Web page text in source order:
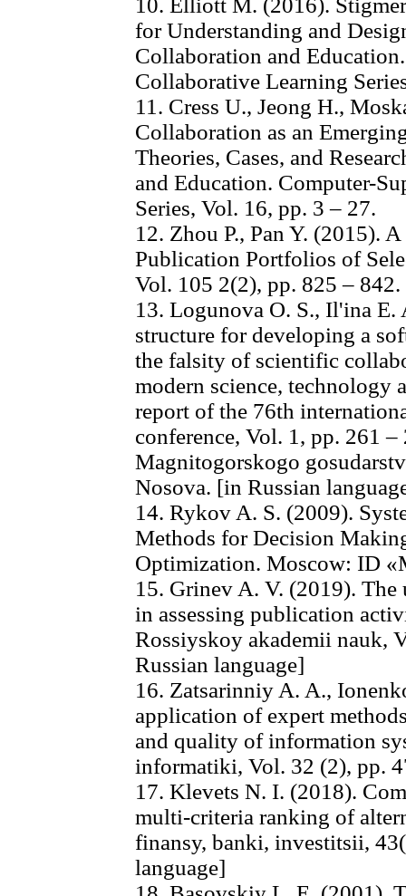
10. Elliott M. (2016).
for Understanding and
Collaboration and
Collaborative Learning
11. Cress U., Jeong H.,
Collaboration as an
Theories, Cases, and
and Education. Computer-
Series, Vol. 16, pp. 3 – 27.
12. Zhou P., Pan Y. (2015).
Publication Portfolios of
Vol. 105 2(2), pp. 825 – 842.
13. Logunova O. S., Il'ina
structure for developing a
the falsity of scientific
modern science, technology
report of the 76th
conference, Vol. 1, pp. 261
Magnitogorskogo
Nosova. [in Russian
14. Rykov A. S. (2009).
Methods for Decision
Optimization. Moscow: ID
15. Grinev A. V. (2019).
in assessing publication
Rossiyskoy akademii nauk,
Russian language]
16. Zatsarinniy A. A.,
application of expert
and quality of information
informatiki, Vol. 32 (2), pp.
17. Klevets N. I. (2018).
multi-criteria ranking of
finansy, banki, investitsii,
language]